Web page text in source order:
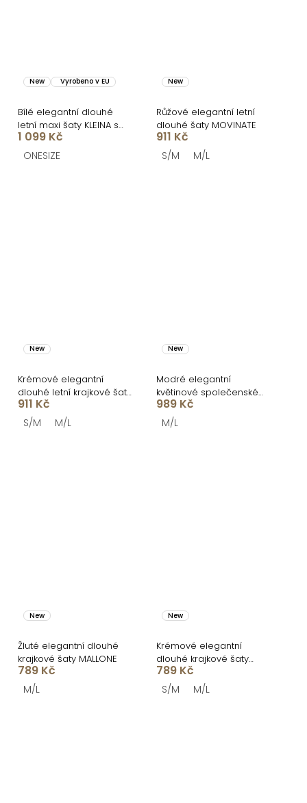
New Vyrobeno v EU
Bílé elegantní dlouhé
letní maxi šaty KLEINA s
dlouhým rukávem
1 099 Kč
ONESIZE
New
Růžové elegantní letní
dlouhé šaty MOVINATE
911 Kč
S/M M/L
New
Krémové elegantní
dlouhé letní krajkové šaty
MOVINATE
911 Kč
S/M M/L
New
Modré elegantní
květinové společenské
dlouhé šaty TERIANE
989 Kč
M/L
New
Žluté elegantní dlouhé
krajkové šaty MALLONE
789 Kč
M/L
New
Krémové elegantní
dlouhé krajkové šaty
MALLONE
789 Kč
S/M M/L